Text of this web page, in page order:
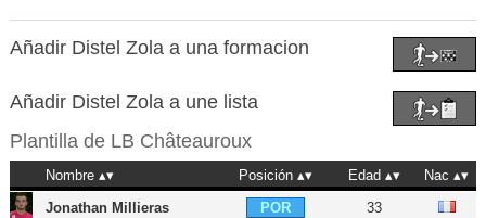
Añadir Distel Zola a una formacion
Añadir Distel Zola a une lista
Plantilla de LB Châteauroux
Nombre Posición Edad
Nac
Jonathan Millieras
POR 33